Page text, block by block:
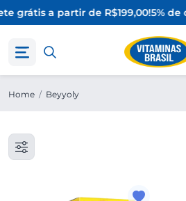
grátis a partir de R$199,00!5% de
Home / Beyyoly